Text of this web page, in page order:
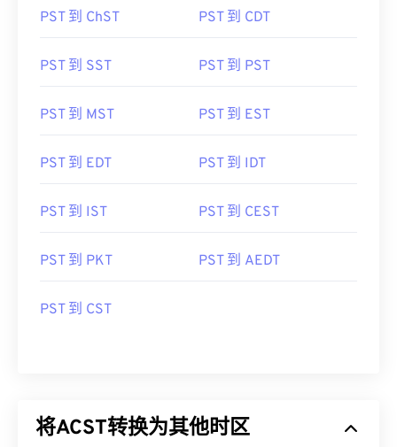
PST 到 ChST PST 到 CDT
PST 到 SST PST 到 PST
PST 到 MST PST 到 EST
PST 到 EDT PST 到 IDT
PST 到 IST PST 到 CEST
PST 到 PKT PST 到 AEDT
PST 到 CST
将ACST转换为其他时区